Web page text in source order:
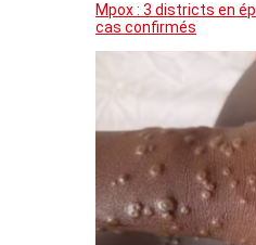
Mpox : 3 districts en
cas confirmés